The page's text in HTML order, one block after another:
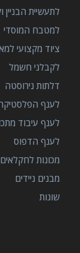
לתעשיית הבניין
למטבח המוסדי
ציוד מקצועי
לקבלני חשמל
דלתות נירוסטה
לענף
לענף עיבוד
לענף הדפוס
מכונות לחקלאים
מבנים ניידים
שונות